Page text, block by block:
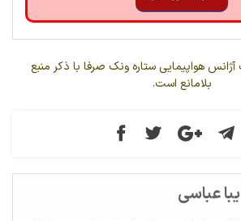
هواپیمایی ستاره ونک صرفا با ذکر منبع
بلامانع است.
عباسی